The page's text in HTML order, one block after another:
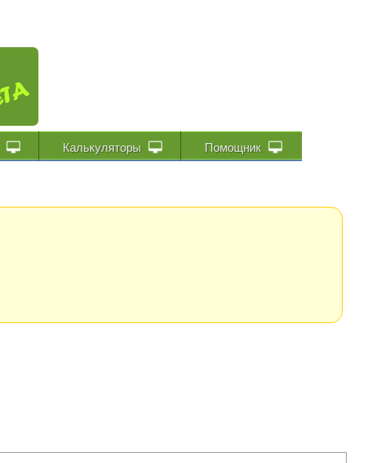
Калькуляторы Помощник